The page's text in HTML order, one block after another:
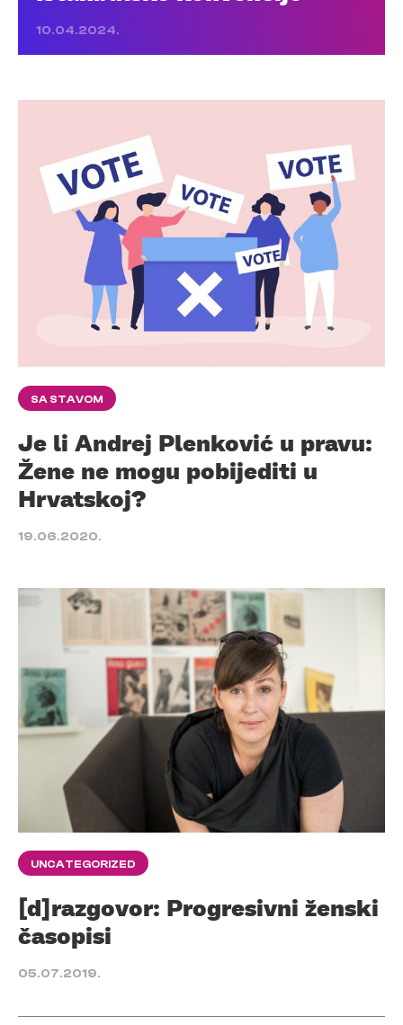
10.04.2024.
SA STAVOM
Je li Andrej Plenković u pravu:
Žene ne mogu pobijediti u
Hrvatskoj?
19.06.2020.
UNCATEGORIZED
[d]razgovor: Progresivni ženski
časopisi
05.07.2019.